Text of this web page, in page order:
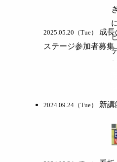
2025.05.20（Tue）
成
ステージ参加者募集
2024.09.24（Tue） 新講